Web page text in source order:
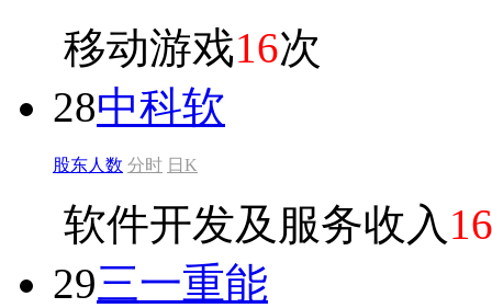
移动游戏16次
28中科软
股东人数 分时 日K
软件开发及服务收入 16
29三一重能